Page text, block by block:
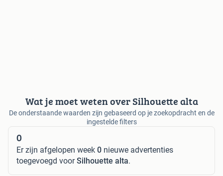
Wat je moet weten over Silhouette alta
De onderstaande waarden zijn gebaseerd op je zoekopdracht en de
ingestelde filters
0
Er zijn afgelopen week 0 nieuwe advertenties
toegevoegd voorSilhouette alta.